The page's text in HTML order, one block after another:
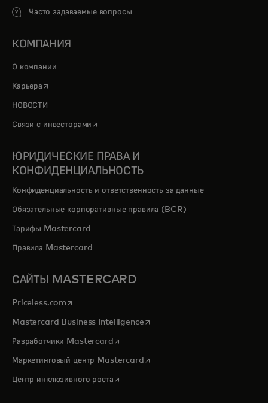
Часто задаваемые вопросы
КОМПАНИЯ
О компании
Карьера opens in a new tab
НОВОСТИ
Связи с инвесторами opens in a new tab
ЮРИДИЧЕСКИЕ ПРАВА И
КОНФИДЕНЦИАЛЬНОСТЬ
Конфиденциальность и ответственность за данные
Обязательные корпоративные правила (BCR)
Тарифы Mastercard
Правила Mastercard
САЙТЫ MASTERCARD
Priceless.com opens in a new tab
Mastercard Business Intelligenceopens in a new tab
Разработчики Mastercardopens in a new tab
Маркетинговый центр Mastercardopens in a new tab
Центр инклюзивного ростаopens in a new tab